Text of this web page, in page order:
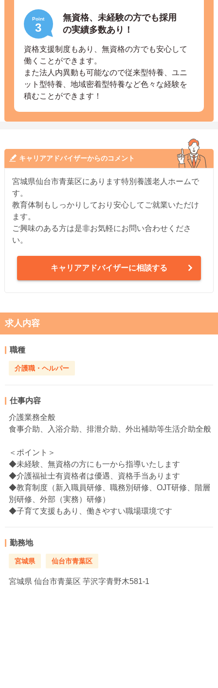
Point
3
無資格、未経験の方でも採用
の実績多数あり！
資格支援制度もあり、無資格の方でも安心して
働くことができます。
また法人内異動も可能なので従来型特養、ユニ
ット型特養、地域密着型特養など色々な経験を
積むことができます！
キャリアアドバイザーからのコメント
宮城県仙台市青葉区にあります特別養護老人ホームで
す。
教育体制もしっかりしており安心してご就業いただけ
ます。
ご興味のある方は是非お気軽にお問い合わせくださ
い。
キャリアアドバイザーに相談する
求人内容
職種
介護職・ヘルパー
仕事内容
介護業務全般
食事介助、入浴介助、排泄介助、外出補助等生活介助全般
＜ポイント＞
◆未経験、無資格の方にも一から指導いたします
◆介護福祉士有資格者は優遇、資格手当あります
◆教育制度（新入職員研修、職務別研修、OJT研修、階層
別研修、外部（実務）研修）
◆子育て支援もあり、働きやすい職場環境です
勤務地
宮城県 仙台市青葉区
宮城県 仙台市青葉区 芋沢字青野木581-1